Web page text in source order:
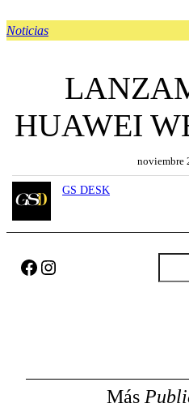
Noticias
HUAWEI
noviembre
GS DESK
Facebook Instagram
u
Más